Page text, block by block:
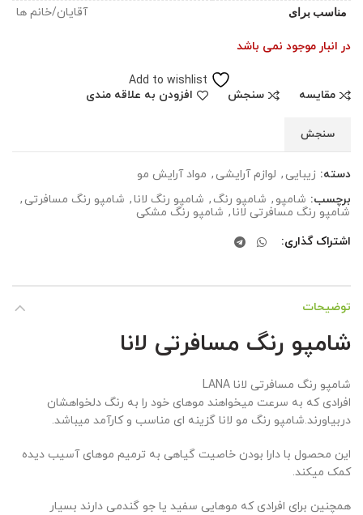
مناسب برای آقایان/خانم ها
در انبار موجود نمی باشد
Add to wishlist
مقایسه
سنجش افزودن به علاقه مندی
سنجش
دسته: زیبایی , لوازم آرایشی , مواد آرایش مو
برچسب: شامپو , شامپو رنگ , شامپو رنگ لانا, شامپو رنگ مسافرتی ,
شامپو رنگ مسافرتی لانا, شامپو رنگ مشکی
اشتراک گذاری
توضیحات
شامپو رنگ مسافرتی لانا
شامپو رنگ مسافرتی لانا LANA
افرادی که به سرعت میخواهند موهای خود را به رنگ دلخواهشان
دربیاورند.شامپو رنگ مو لانا گزینه ای مناسب و کارآمد میباشد.
این محصول با دارا بودن خاصیت گیاهی به ترمیم موهای آسیب دیده
کمک میکند.
همچنین برای افرادی که موهایی سفید یا جو گندمی دارند بسیار